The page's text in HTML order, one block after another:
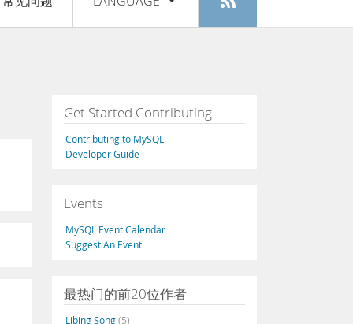
|注册
Français
Italiano
Русский
Português
Get Started Contributing
Contributing to MySQL
Developer Guide
Events
MySQL Event Calendar
Suggest An Event
最热门的前20位作者
Libing Song(5)